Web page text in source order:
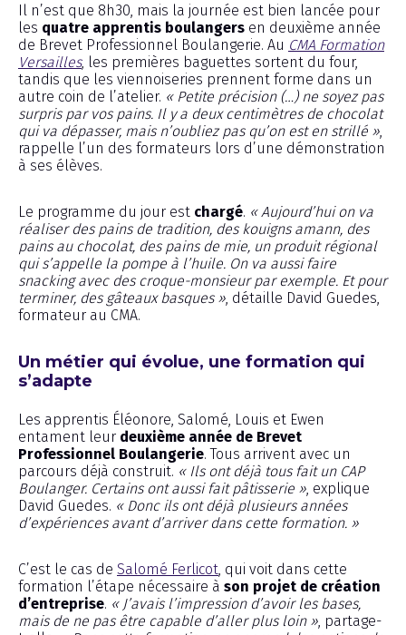
Il n’est que 8h30, mais la journée est bien lancée pour
les quatre apprentis boulangers en deuxième année
de Brevet Professionnel Boulangerie. Au CMA Formation
Versailles, les premières baguettes sortent du four,
tandis que les viennoiseries prennent forme dans un
autre coin de l’atelier. « Petite précision (…) ne soyez pas
surpris par vos pains. Il y a deux centimètres de chocolat
qui va dépasser, mais n’oubliez pas qu’on est en strillé »
rappelle l’un des formateurs lors d’une démonstration
à ses élèves.
Le programme du jour est chargé. « Aujourd’hui on va
réaliser des pains de tradition, des kouigns amann, des
pains au chocolat, des pains de mie, un produit régional
qui s’appelle la pompe à l’huile. On va aussi faire
snacking avec des croque-monsieur par exemple. Et pour
terminer, des gâteaux basques » , détaille David Guedes,
formateur au CMA.
Un métier qui évolue, une formation qui
s’adapte
Les apprentis Éléonore, Salomé, Louis et Ewen
entament leur deuxième année de Brevet
Professionnel Boulangerie. Tous arrivent avec un
parcours déjà construit. « Ils ont déjà tous fait un CAP
Boulanger. Certains ont aussi fait pâtisserie » , explique
David Guedes. « Donc ils ont déjà plusieurs années
d’expériences avant d’arriver dans cette formation. »
C’est le cas de Salomé Ferlicot , qui voit dans cette
formation l’étape nécessaire à son projet de création
d’entreprise. « J’avais l’impression d’avoir les bases,
mais de ne pas être capable d’aller plus loin » , partage-